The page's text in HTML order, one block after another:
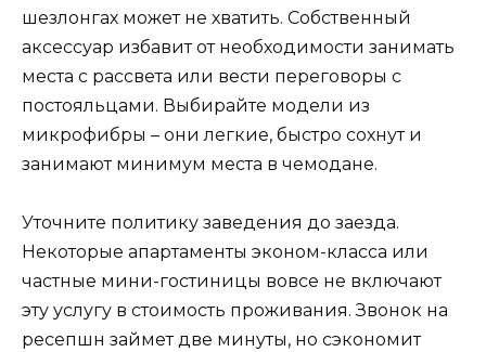
шезлонгах может не хватить. Собственный
аксессуар избавит от необходимости занимать
места с рассвета или вести переговоры с
постояльцами. Выбирайте модели из
микрофибры – они легкие, быстро сохнут и
занимают минимум места в чемодане.
Уточните политику заведения до заезда.
Некоторые апартаменты эконом-класса или
частные мини-гостиницы вовсе не включают
эту услугу в стоимость проживания. Звонок на
ресепшн займет две минуты, но сэкономит